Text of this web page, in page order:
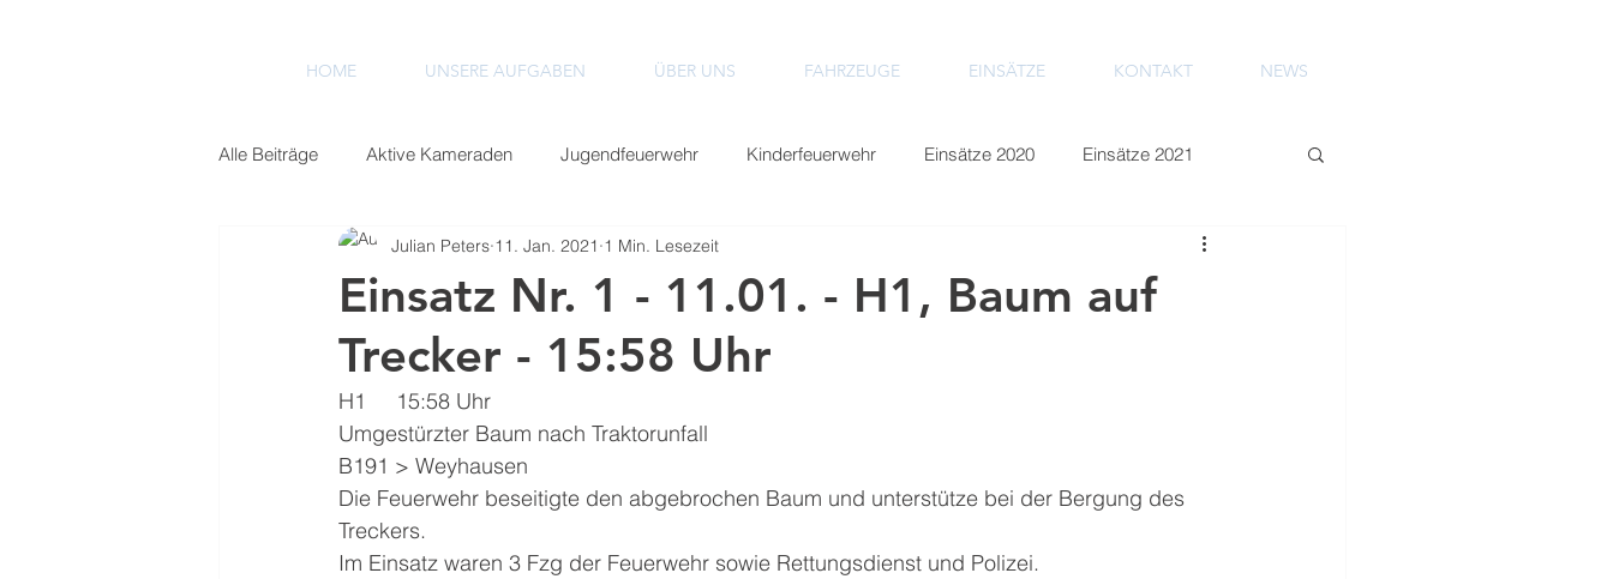
HOME UNSERE AUFGABEN ÜBER UNS FAHRZEUGE EINSÄTZE KONTAKT NEWS
Alle Beiträge Aktive Kameraden Jugendfeuerwehr Kinderfeuerwehr Einsätze 2020 Einsätze 2021
Einsätze 2022 Einsätze 2023 Einsätze 2024
Einsatz Nr. 1 - 11.01. - H1, Baum auf
Trecker - 15:58 Uhr
Julian Peters 11. Jan. 2021 1 Min. Lesezeit
H1     15:58 Uhr
Umgestürzter Baum nach Traktorunfall
B191 > Weyhausen
Die Feuerwehr beseitigte den abgebrochen Baum und unterstütze bei der Bergung des
Treckers.
Im Einsatz waren 3 Fzg der Feuerwehr sowie Rettungsdienst und Polizei.